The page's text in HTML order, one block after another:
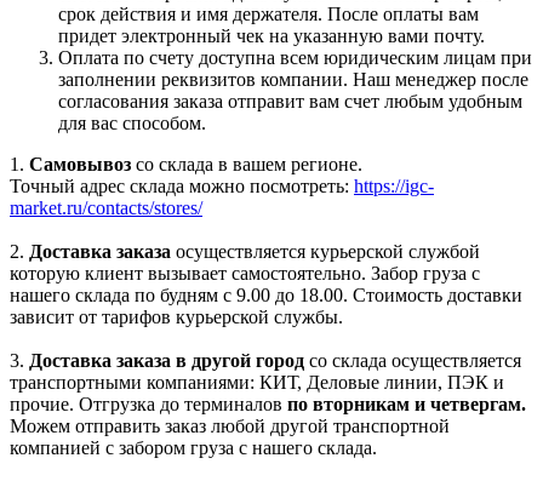
срок действия и имя держателя. После оплаты вам
придет электронный чек на указанную вами почту.
Оплата по счету доступна всем юридическим лицам при
заполнении реквизитов компании. Наш менеджер после
согласования заказа отправит вам счет любым удобным
для вас способом.
1. Самовывоз со склада в вашем регионе.
Точный адрес склада можно посмотреть: https://igc-
market.ru/contacts/stores/
2. Доставка заказа осуществляется курьерской службой
которую клиент вызывает самостоятельно. Забор груза с
нашего склада по будням с 9.00 до 18.00. Стоимость доставки
зависит от тарифов курьерской службы.
3. Доставка заказа в другой город со склада осуществляется
транспортными компаниями: КИТ, Деловые линии, ПЭК и
прочие. Отгрузка до терминалов по вторникам и четвергам.
Можем отправить заказ любой другой транспортной
компанией с забором груза с нашего склада.